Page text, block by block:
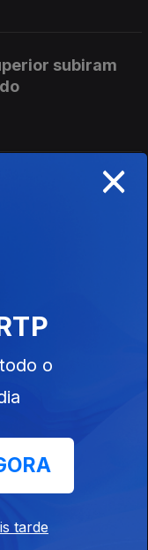
subiram
ensino
×
o
tarde